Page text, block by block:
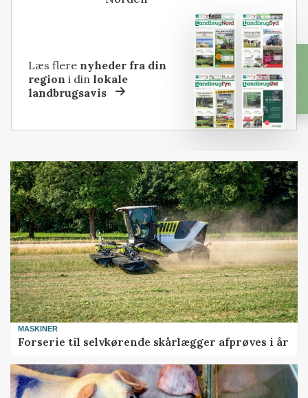
Læs flere nyheder fra din
region i dinlokale
landbrugsavis
MASKINER
Forserie til selvkørende skårlægger afprøves i år